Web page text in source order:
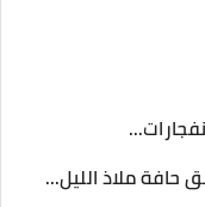
حافة ملاذ الليل...